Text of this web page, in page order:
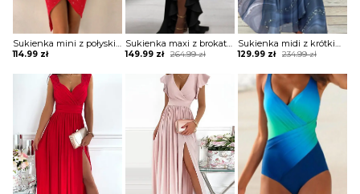
Sukienka mini z połyskiem asymetryczna
114.99 zł
Sukienka maxi z brokatową górą i falbaną
264.99zł
Original
264.99 zł.
149.99 zł
Current
149.99 zł.
Sukienka midi z krótkim rękawem ze zwiewnego materiału
234.99zł
Original
was:
234.99 zł.
129.99 zł
Current
129.99 zł.